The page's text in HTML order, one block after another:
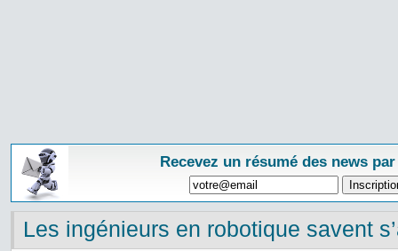
Recevez un résumé des news
Les ingénieurs en robotique savent